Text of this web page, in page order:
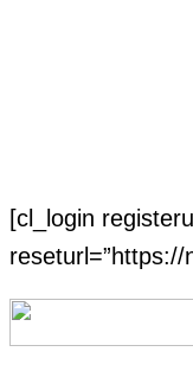
[cl_login
reseturl=”https://